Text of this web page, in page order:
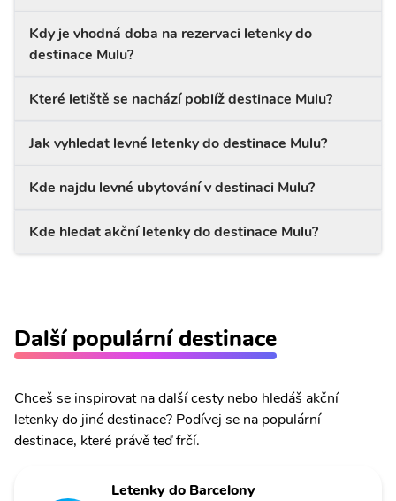
Kdy je vhodná doba na rezervaci letenky do
destinace Mulu?
Které letiště se nachází poblíž destinace Mulu?
Jak vyhledat levné letenky do destinace Mulu?
Kde najdu levné ubytování v destinaci Mulu?
Kde hledat akční letenky do destinace Mulu?
Další populární destinace
Chceš se inspirovat na další cesty nebo hledáš akční
letenky do jiné destinace? Podívej se na populární
destinace, které právě teď frčí.
Letenky do Barcelony